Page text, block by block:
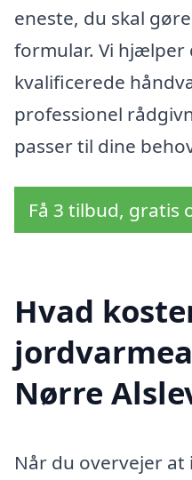
eneste, du skal
formular. Vi hjælper
kvalificerede
professionel
passer til dine
Få 3 tilbud, gratis
Hvad
Nørre
Når du overvejer at